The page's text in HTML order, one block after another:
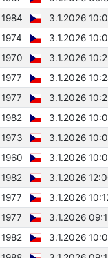
1984
3.1.2026
1974
3.1.2026
1970
3.1.2026
1977
3.1.2026
1977
3.1.2026
1982
3.1.2026
1973
3.1.2026
1960
3.1.2026
1982
3.1.2026
1977
3.1.2026
1977
3.1.2026
1982
3.1.2026